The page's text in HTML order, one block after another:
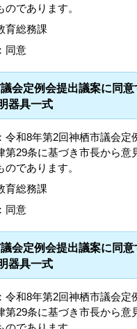
のであります。
育総務課
同意
会定例会提出議案に同
器具一式
令和8年第2回神栖市議会
第29条に基づき市長から
のであります。
育総務課
同意
会定例会提出議案に同
器具一式
令和8年第2回神栖市議会
第29条に基づき市長から